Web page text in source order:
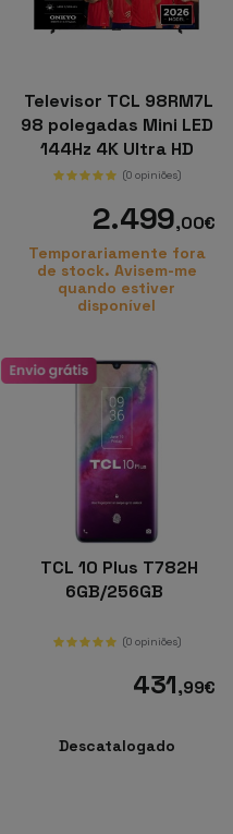
Televisor TCL 98RM7L
98 polegadas Mini LED
144Hz 4K Ultra HD
Google TV
(0 opiniões)
2.499,00€
Temporariamente fora
de stock. Avisem-me
quando estiver
disponível
TCL 10 Plus T782H
6GB/256GB
(0 opiniões)
431,99€
Descatalogado